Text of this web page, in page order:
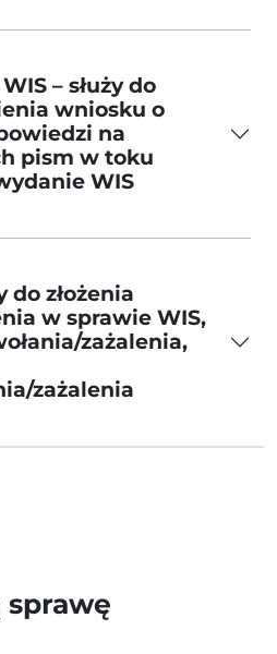
– służy do
wniosku o
na
pism w toku
WIS
do złożenia
w sprawie WIS,
zażalenia,
zażalenia
sprawę